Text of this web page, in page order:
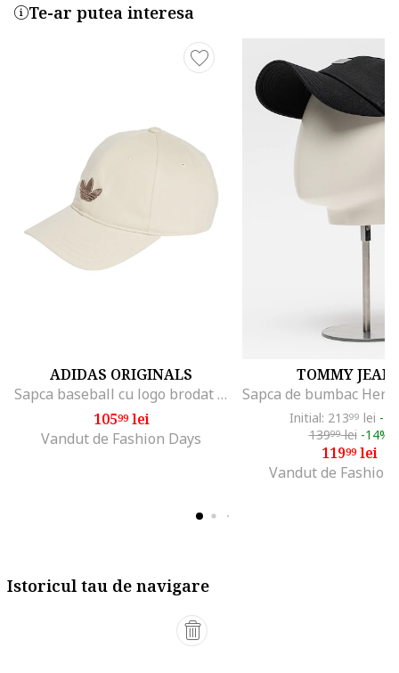
Te-ar putea interesa
ADIDAS ORIGINALS
Sapca baseball cu logo brodat Classic, Crem
10599lei
Vandut de Fashion Days
TOMMY
Initial: 21399 lei -
13999lei -14%
11999lei
Vandut de Fashion
Istoricul tau de navigare